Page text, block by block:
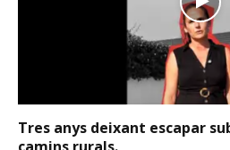
Tres anys deixant escapar